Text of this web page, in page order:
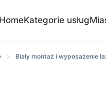
HomeKategorie usług
Biały montaż i wyposażenie